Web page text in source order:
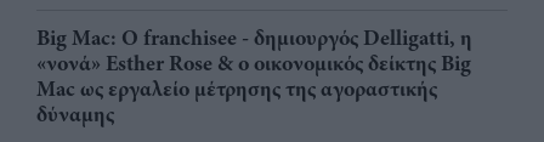
Big Mac: Ο franchisee - δημιουργός Delligatti, η
«νονά» Esther Rose & ο οικονομικός δείκτης Big
Mac ως εργαλείο μέτρησης της αγοραστικής
δύναμης